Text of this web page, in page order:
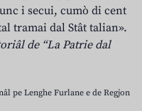
i secui, cumò di cent
tramai dal Stât talian».
de “La Patrie dal
pe Lenghe Furlane e de Regjon